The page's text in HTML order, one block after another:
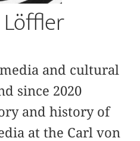
and cultural
since 2020
and history of
at the Carl von